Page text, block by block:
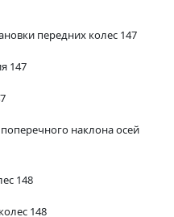
передних колес 147
147
наклона осей
148
148